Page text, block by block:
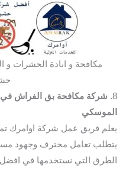
مكافحة و ابادة الحشرات
8. شركة مكافحة بق الفراش
الموسكي
يعلم فريق عمل شركة اوامرك
يتطلب تعامل محترف وجهود
الطرق التي نستخدمها في